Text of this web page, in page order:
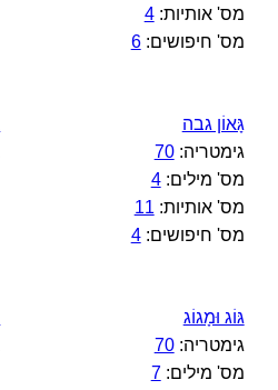
מס' אותיות:4
מס' חיפושים:6
גָּאוֹן גבה
גימטריה:70
מס' מילים:4
מס' אותיות: 11
מס' חיפושים:4
גּוֹג וּמָגוֹג
גימטריה:70
מס' מילים:7